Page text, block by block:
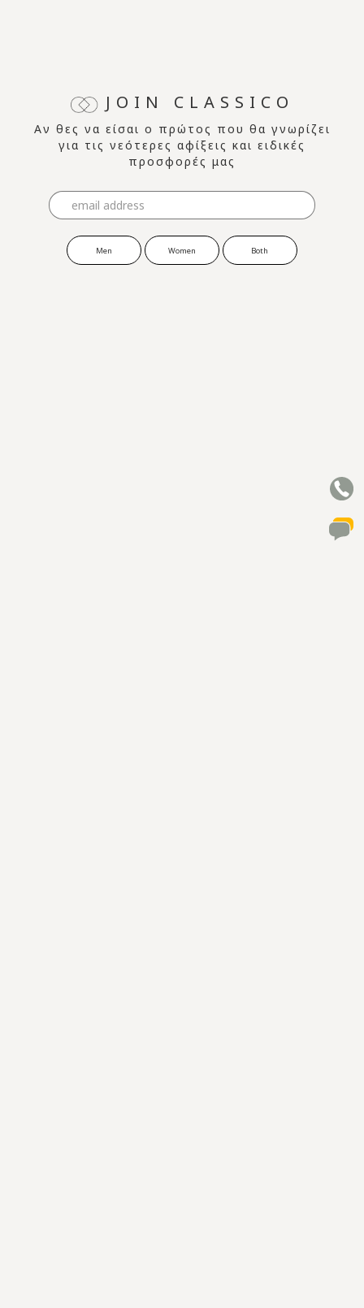
JOIN CLASSICO
Αν θες να είσαι ο πρώτος που θα γνωρίζει
για τις νεότερες αφίξεις και ειδικές
προσφορές μας
Men Women Both